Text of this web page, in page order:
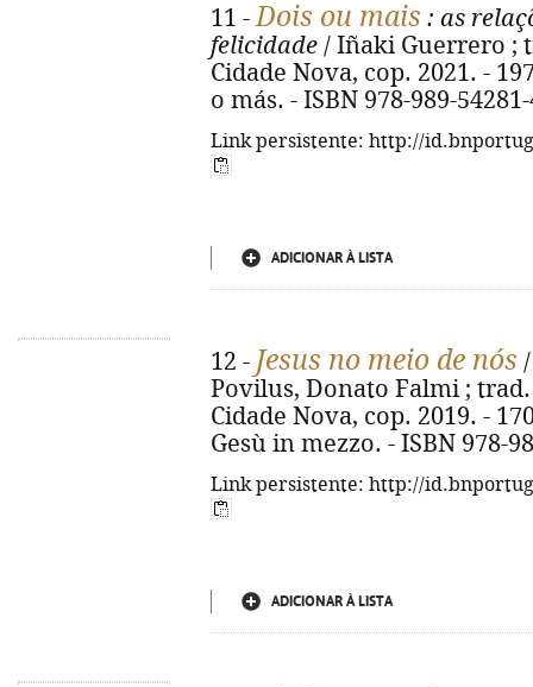
11 -Dois ou mais : as
felicidade / Iñaki Guerrero ;
Cidade Nova, cop. 2021. -
o más. - ISBN 978-989-
Link persistente: http://
ADICIONAR À LISTA
12 - Jesus no meio de nós
Povilus, Donato Falmi ;
Cidade Nova, cop. 2019. -
Gesù in mezzo. - ISBN 978-
Link persistente: http://
ADICIONAR À LISTA